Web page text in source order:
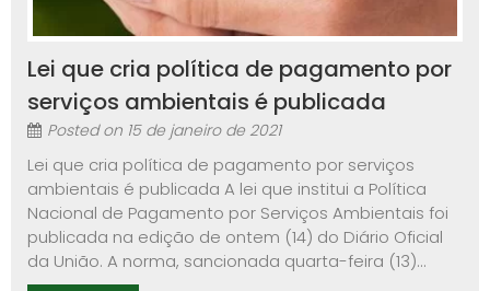
Lei que cria política de pagamento por
serviços ambientais é publicada
Posted on 15 de janeiro de 2021
Lei que cria política de pagamento por serviços
ambientais é publicada A lei que institui a Política
Nacional de Pagamento por Serviços Ambientais foi
publicada na edição de ontem (14) do Diário Oficial
da União. A norma, sancionada quarta-feira (13)...